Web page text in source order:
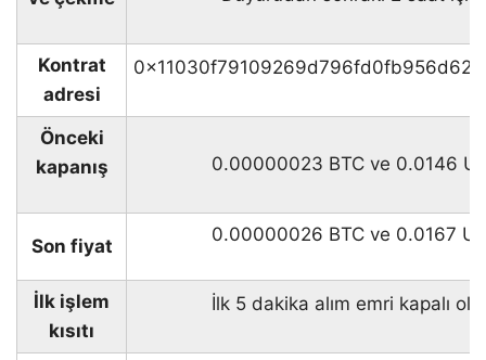
Kontrat
adresi
Önceki
kapanış
0.00000023 BTC ve 0.0146
Son fiyat
0.00000026 BTC ve 0.0167
İlk işlem
kısıtı
İlk 5 dakika alım emri kapalı